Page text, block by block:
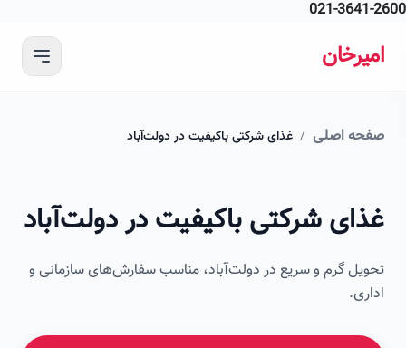
021-
اصلی / غذای شرکتی باکیفیت در دولت‌آباد
شرکتی باکیفیت در دولت‌آباد
گرم و سریع در دولت‌آباد، مناسب سفارش‌های سازمانی و